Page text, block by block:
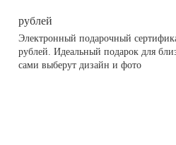
рублей
Электронный подарочный
рублей. Идеальный подарок для
сами выберут дизайн и фото